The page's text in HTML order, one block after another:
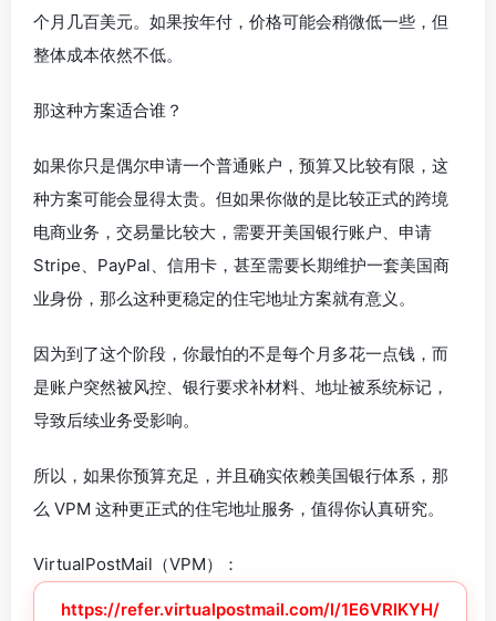
个月几百美元。如果按年付，价格可能会稍微低一些，但
整体成本依然不低。
那这种方案适合谁？
如果你只是偶尔申请一个普通账户，预算又比较有限，这
种方案可能会显得太贵。但如果你做的是比较正式的跨境
电商业务，交易量比较大，需要开美国银行账户、申请
Stripe、PayPal、信用卡，甚至需要长期维护一套美国商
业身份，那么这种更稳定的住宅地址方案就有意义。
因为到了这个阶段，你最怕的不是每个月多花一点钱，而
是账户突然被风控、银行要求补材料、地址被系统标记，
导致后续业务受影响。
所以，如果你预算充足，并且确实依赖美国银行体系，那
么 VPM 这种更正式的住宅地址服务，值得你认真研究。
VirtualPostMail（VPM）：
https://refer.virtualpostmail.com/l/1E6VRIKYH/